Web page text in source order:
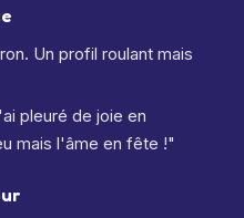
Un profil roulant mais
pleuré de joie en
mais l'âme en fête !"